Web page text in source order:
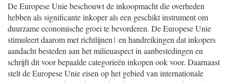
De Europese Unie beschouwt de inkoopmacht die overheden
hebben als significante inkoper als een geschikt instrument om
duurzame economische groei te bevorderen. De Europese Unie
stimuleert daarom met richtlijnen1 en handreikingen dat inkopers
aandacht besteden aan het milieuaspect in aanbestedingen en
schrijft dit voor bepaalde categorieën inkopen ook voor. Daarnaast
stelt de Europese Unie eisen op het gebied van internationale